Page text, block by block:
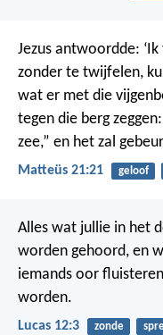
Jezus antwoordde:
zonder te twijfelen,
wat er met die
tegen die berg
zee,” en het zal
Matteüs 21:21 geloof
Alles wat jullie in het
worden gehoord, en
iemands oor
worden.
Lucas 12:3 zonde